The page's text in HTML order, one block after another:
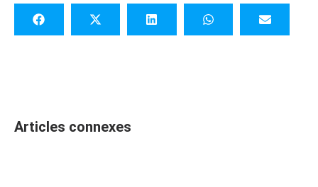
Articles connexes